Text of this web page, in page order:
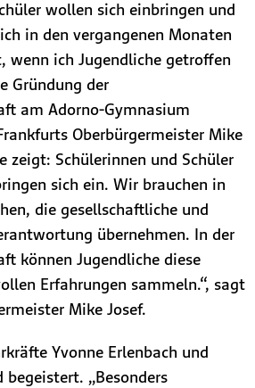
wollen sich einbringen und
in den vergangenen Monaten
wenn ich Jugendliche getroffen
Gründung der
am Adorno-Gymnasium
Oberbürgermeister Mike
zeigt: Schülerinnen und Schüler
sich ein. Wir brauchen in
die gesellschaftliche und
übernehmen. In der
können Jugendliche diese
Erfahrungen sammeln.“, sagt
Mike Josef.
Yvonne Erlenbach und
„Besonders